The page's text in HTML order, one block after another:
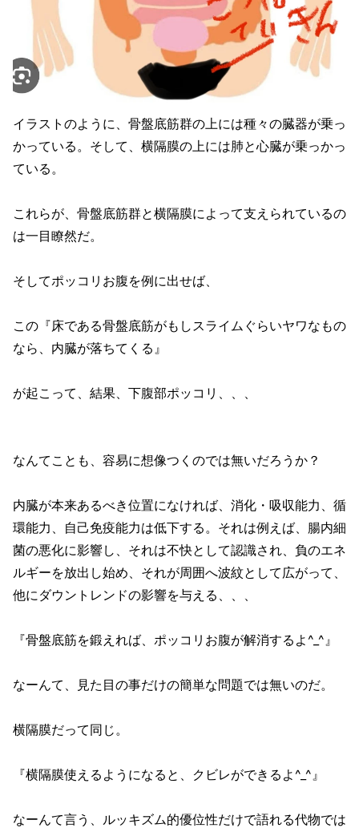
イラストのように、骨盤底筋群の上には種々の臓器が乗っ
かっている。そして、横隔膜の上には肺と心臓が乗っかっ
ている。
これらが、骨盤底筋群と横隔膜によって支えられているの
は一目瞭然だ。
そしてポッコリお腹を例に出せば、
この『床である骨盤底筋がもしスライムぐらいヤワなもの
なら、内臓が落ちてくる』
が起こって、結果、下腹部ポッコリ、、、
なんてことも、容易に想像つくのでは無いだろうか？
内臓が本来あるべき位置になければ、消化・吸収能力、循
環能力、自己免疫能力は低下する。それは例えば、腸内細
菌の悪化に影響し、それは不快として認識され、負のエネ
ルギーを放出し始め、それが周囲へ波紋として広がって、
他にダウントレンドの影響を与える、、、
『骨盤底筋を鍛えれば、ポッコリお腹が解消するよ^_^』
なーんて、見た目の事だけの簡単な問題では無いのだ。
横隔膜だって同じ。
『横隔膜使えるようになると、クビレができるよ^_^』
なーんて言う、ルッキズム的優位性だけで語れる代物では